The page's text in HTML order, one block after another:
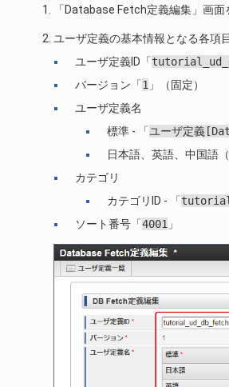
「Database Fetch定義編集」画面
ユーザ定義の基本情報となる各項
ユーザ定義ID「
バージョン「1」（固定）
ユーザ定義名
標準 - 「ユーザ定義
日本語、英語、中国語
カテゴリ
カテゴリID - 「
ソート番号「4001」